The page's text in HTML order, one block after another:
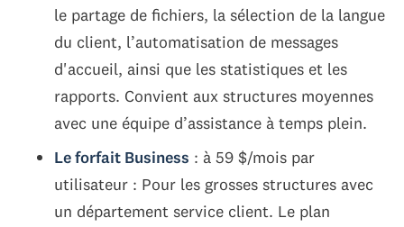
le partage de fichiers, la sélection de la langue
du client, l’automatisation de messages
d'accueil, ainsi que les statistiques et les
rapports. Convient aux structures moyennes
avec une équipe d’assistance à temps plein.
Le forfait Business : à 59 $/mois par
utilisateur : Pour les grosses structures avec
un département service client. Le plan